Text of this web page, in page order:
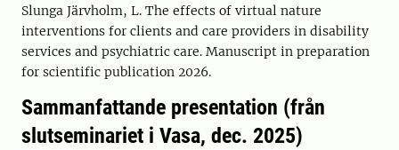
Slunga Järvholm, L. The effects of virtual nature
interventions for clients and care providers in disability
services and psychiatric care. Manuscript in preparation
for scientific publication 2026.
Sammanfattande presentation (från
slutseminariet i Vasa, dec. 2025)